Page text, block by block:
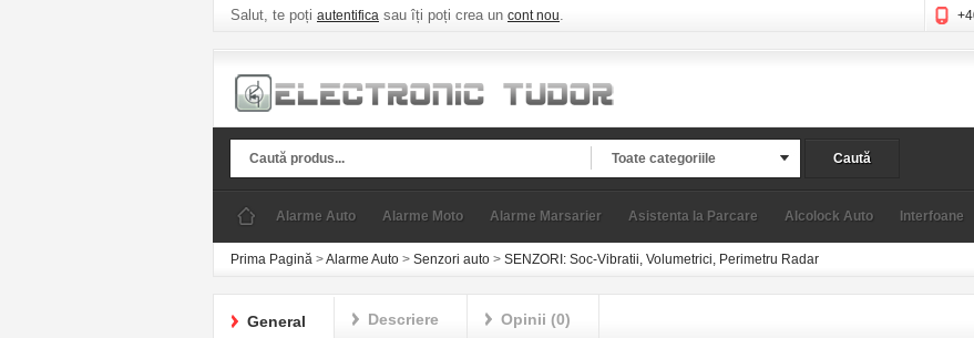
Salut, te poți autentifica sau îți poți crea un cont nou.
Toate categoriile Caută
Alarme Auto Alarme Moto Alarme Marsarier Asistenta la Parcare Alcolock Auto Interfoane
Prima Pagină >Alarme Auto > Senzori auto > SENZORI: Soc-Vibratii, Volumetrici, Perimetru Radar
General Descriere Opinii (0)